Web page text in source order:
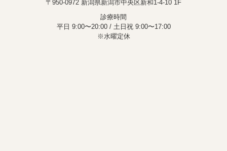
〒950-0972 新潟県新潟市中央区新和1-4-10 1F
診療時間
平日 9:00〜20:00 / 土日祝 9:00〜17:00
※水曜定休